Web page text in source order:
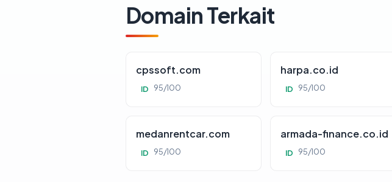
Domain Terkait
cpssoft.com
ID 95/100
harpa.co.id
ID 95/100
medanrentcar.com
ID 95/100
armada-finance.co.id
ID 95/100